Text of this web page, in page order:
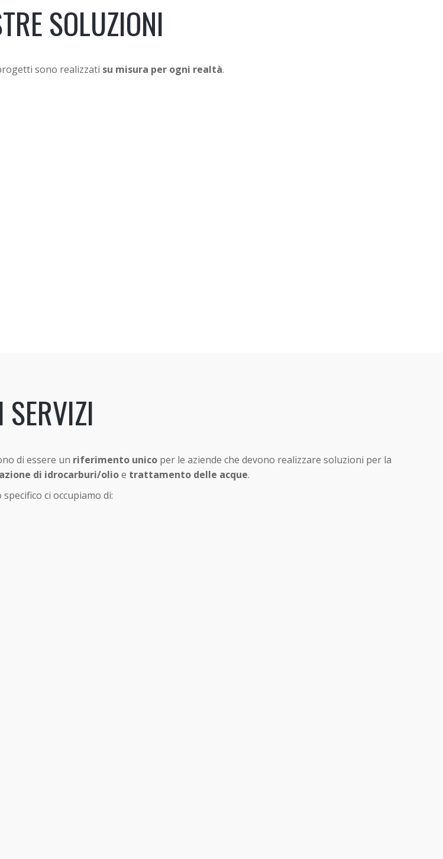
SOLUZIONI
sono realizzati su misura per ogni realtà.
I SERVIZI
di essere un riferimento unico per le aziende che devono realizzare soluzioni per la
di idrocarburi/olioe trattamento delle acque.
specifico ci occupiamo di: